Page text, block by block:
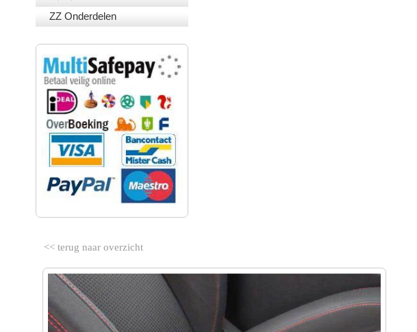
ZZ Onderdelen
<< terug naar overzicht